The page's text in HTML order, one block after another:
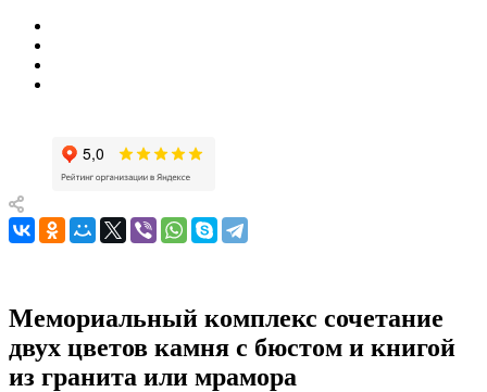
Мемориальный комплекс сочетание
двух цветов камня с бюстом и книгой
из гранита или мрамора